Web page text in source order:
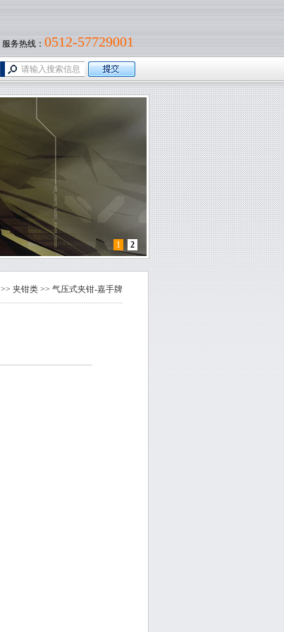
服务热线： 0512-57729001
1 2
>> 夹钳类>> 气压式夹钳-嘉手牌